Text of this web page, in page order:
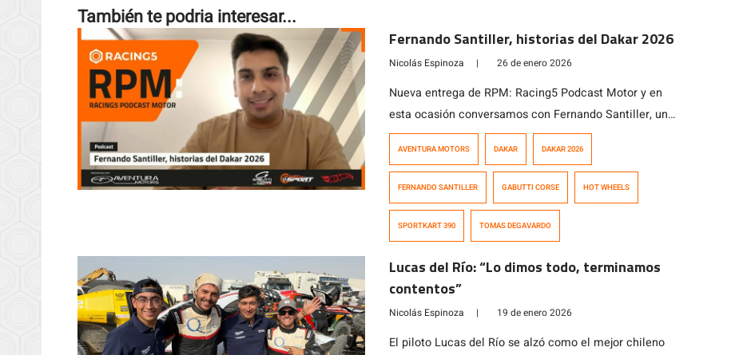
También te podria interesar...
Fernando Santiller, historias del Dakar 2026
Nicolás Espinoza | 26 de enero 2026
Nueva entrega de RPM: Racing5 Podcast Motor y en
esta ocasión conversamos con Fernando Santiller, un
apasionado de las motos y el motociclismo que
deportivas, lo que le llevó a desempeñarse como
asistente del piloto nacional en el […]
AVENTURA MOTORS DAKAR DAKAR 2026
FERNANDO SANTILLER GABUTTI CORSE HOT WHEELS
SPORTKART 390 TOMAS DEGAVARDO
Lucas del Río: “Lo dimos todo, terminamos
contentos”
Nicolás Espinoza | 19 de enero 2026
El piloto Lucas del Río se alzó como el mejor chileno